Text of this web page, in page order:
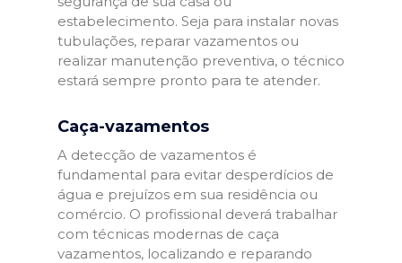
estabelecimento. Seja para instalar novas
tubulações, reparar vazamentos ou
realizar manutenção preventiva, o técnico
estará sempre pronto para te atender.
Caça-vazamentos
A detecção de vazamentos é
fundamental para evitar desperdícios de
água e prejuízos em sua residência ou
comércio. O profissional deverá trabalhar
com técnicas modernas de caça
vazamentos, localizando e reparando